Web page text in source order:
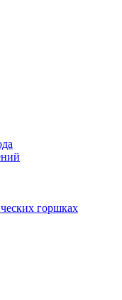
горшках